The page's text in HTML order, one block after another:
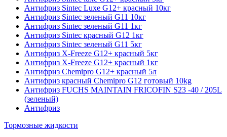
Антифриз Sintec Luxe G12+ красный 10кг
Антифриз Sintec зеленый G11 10кг
Антифриз Sintec зеленый G11 1кг
Антифриз Sintec красный G12 1кг
Антифриз Sintec зеленый G11 5кг
Антифриз X-Freeze G12+ красный 5кг
Антифриз X-Freeze G12+ красный 1кг
Антифриз Chemipro G12+ красный 5л
Антифриз красный Chemipro G12 готовый 10kg
Антифриз FUCHS MAINTAIN FRICOFIN S23 -40 / 205L
(зеленый)
Антифриз
Тормозные жидкости